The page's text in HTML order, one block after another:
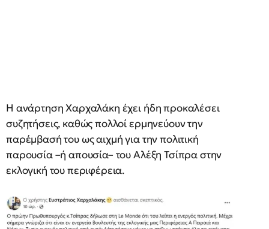
Η ανάρτηση Χαρχαλάκη έχει ήδη προκαλέσει
συζητήσεις, καθώς πολλοί ερμηνεύουν την
παρέμβασή του ως αιχμή για την πολιτική
παρουσία –ή απουσία– του Αλέξη Τσίπρα στην
εκλογική του περιφέρεια.